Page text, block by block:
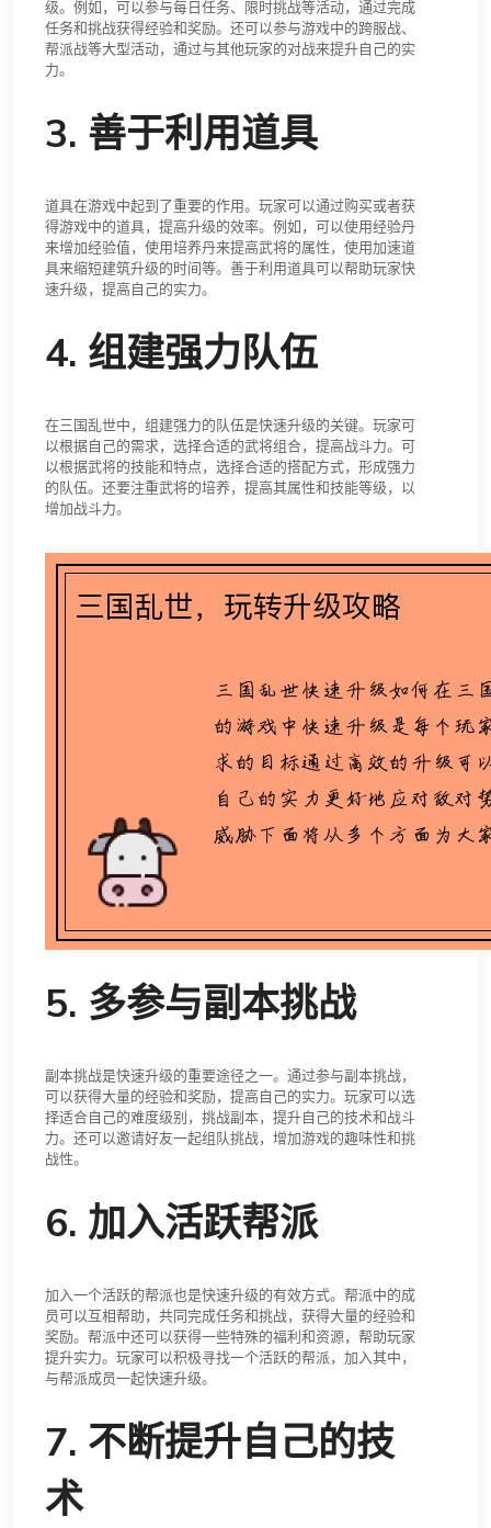
级。例如，可以参与每日任务、限时挑战等活动，通过完成
任务和挑战获得经验和奖励。还可以参与游戏中的跨服战、
帮派战等大型活动，通过与其他玩家的对战来提升自己的实
力。
3. 善于利用道具
道具在游戏中起到了重要的作用。玩家可以通过购买或者获
得游戏中的道具，提高升级的效率。例如，可以使用经验丹
来增加经验值，使用培养丹来提高武将的属性，使用加速道
具来缩短建筑升级的时间等。善于利用道具可以帮助玩家快
速升级，提高自己的实力。
4. 组建强力队伍
在三国乱世中，组建强力的队伍是快速升级的关键。玩家可
以根据自己的需求，选择合适的武将组合，提高战斗力。可
以根据武将的技能和特点，选择合适的搭配方式，形成强力
的队伍。还要注重武将的培养，提高其属性和技能等级，以
增加战斗力。
5. 多参与副本挑战
副本挑战是快速升级的重要途径之一。通过参与副本挑战，
可以获得大量的经验和奖励，提高自己的实力。玩家可以选
择适合自己的难度级别，挑战副本，提升自己的技术和战斗
力。还可以邀请好友一起组队挑战，增加游戏的趣味性和挑
战性。
6. 加入活跃帮派
加入一个活跃的帮派也是快速升级的有效方式。帮派中的成
员可以互相帮助，共同完成任务和挑战，获得大量的经验和
奖励。帮派中还可以获得一些特殊的福利和资源，帮助玩家
提升实力。玩家可以积极寻找一个活跃的帮派，加入其中，
与帮派成员一起快速升级。
7. 不断提升自己的技
术